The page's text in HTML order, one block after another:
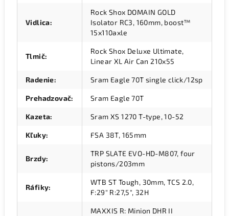
Vidlica:
Rock Shox DOMAIN GOLD
Isolator RC3, 160mm, boost™
15x110axle
Tlmič:
Rock Shox Deluxe Ultimate,
Linear XL Air Can 210x55
Radenie: Sram Eagle 70T single click/12sp
Prehadzovač: Sram Eagle 70T
Kazeta: Sram XS 1270 T-type, 10-52
Kľuky: FSA 38T, 165mm
Brzdy:
TRP SLATE EVO-HD-M807, four
pistons/203mm
Ráfiky:
WTB ST Tough, 30mm, TCS 2.0,
F:29" R:27,5", 32H
MAXXIS R: Minion DHR II